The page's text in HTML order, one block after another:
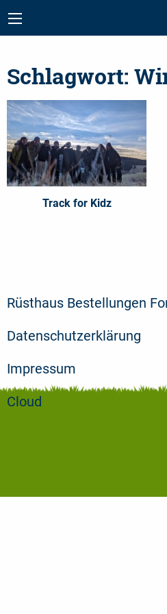
Schlagwort:
Track for Kidz
Rüsthaus Bestellungen
Datenschutzerklärung
Impressum
Cloud